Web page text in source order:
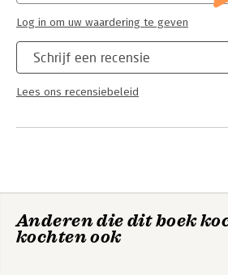
Schrijf een recensie
Lees ons recensiebeleid
Log in om uw waardering te geven
Anderen die dit boek
kochten ook